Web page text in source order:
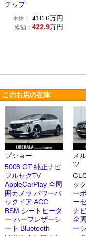
テップ
本体： 410.6万円
総額： 422.9万円
このお店の在庫
プジョー
5008 GT 純正ナビ
フルセグTV
AppleCarPlay 全周
囲カメラ パワーバ
ックドア ACC
BSM シートヒータ
ー ハーフレザーシ
ート Bluetooth
メ
ツ
ッ
ー
ー
ナ
全
ー